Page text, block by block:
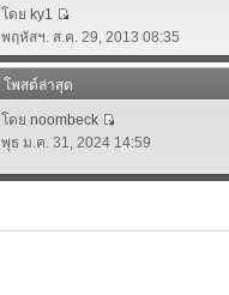
โดย ky1
พฤหัสฯ. ส.ค. 29, 2013 08:35
โพสต์ล่าสุด
โดย noombeck
พุธ ม.ค. 31, 2024 14:59